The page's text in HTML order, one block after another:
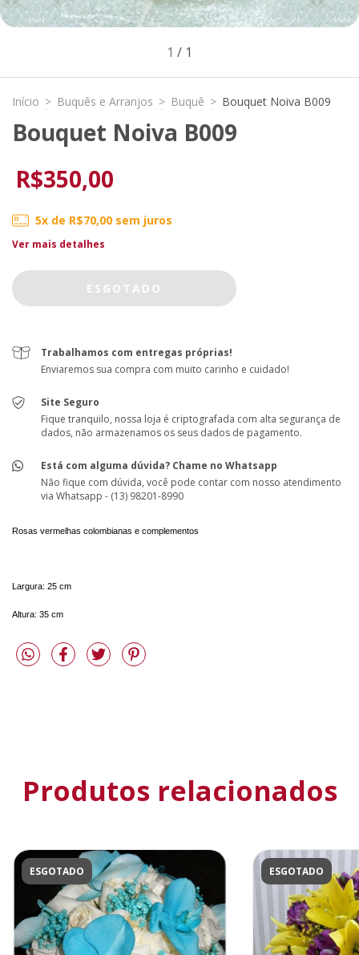
1 / 1
Início > Buquês e Arranjos > Buquê > Bouquet Noiva B009
Bouquet Noiva B009
R$350,00
5x de R$70,00sem juros
Ver mais detalhes
Trabalhamos com entregas próprias!
Enviaremos sua compra com muito carinho e cuidado!
Site Seguro
Fique tranquilo, nossa loja é criptografada com alta segurança de
dados, não armazenamos os seus dados de pagamento.
Está com alguma dúvida? Chame no Whatsapp
Não fique com dúvida, você pode contar com nosso atendimento
via Whatsapp - (13) 98201-8990
Rosas vermelhas colombianas e complementos
Largura: 25 cm
Altura: 35 cm
Produtos relacionados
ESGOTADO ESGOTADO